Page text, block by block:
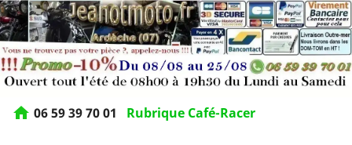
home 06 59 39 70 01 Rubrique Café-Racer